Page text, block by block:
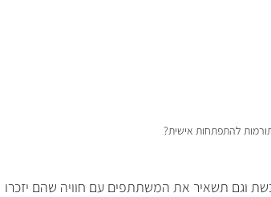
להתפתחות אישית?
וגם תשאיר את המשתתפים עם חוויה שהם יזכרו